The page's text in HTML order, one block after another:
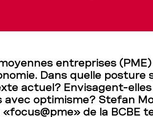
entreprises (PME)
Dans quelle
actuel? Envisagent-
avec optimisme? Stefan
de la BCBE